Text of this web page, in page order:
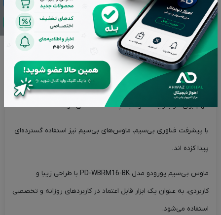
توضیحات ویژگی های محصول نقد و بررسی‌ها (0)
ماوس وایرلس پرودو مدل PD-WBRM16-BK
ماوس‌ها در دنیای فناوری امروزی به عنوان یکی از ابزارهای ورودی
مهم برای کار با رایانه‌ها و لپ‌تاپ‌ها شناخته می‌شوند.
با پیشرفت فناوری بی‌سیم، ماوس‌های بی‌سیم نیز استفاده گسترده‌ای
پیدا کزده اند.
ماوس بی‌سیم پورودو مدل PD-WBRM16-BK با طراحی زیبا و
کاربردی، به عنوان یک ابزار قابل اعتماد در کاربردهای روزانه و تخصصی
استفاده می‌شود.